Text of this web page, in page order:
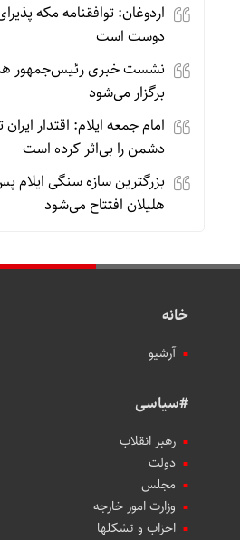
اردوغان: توافقنامه مکه
دوست است
نشست خبری رئیس‌جمهور
برگزار می‌شود
امام جمعه ایلام: اقتدار
دشمن را بی‌اثر کرده است
هلیلان افتتاح می‌شود
خانه
آرشیو
#سیاسی
رهبر انقلاب
دولت
مجلس
وزارت امور خارجه
احزاب و تشکلها